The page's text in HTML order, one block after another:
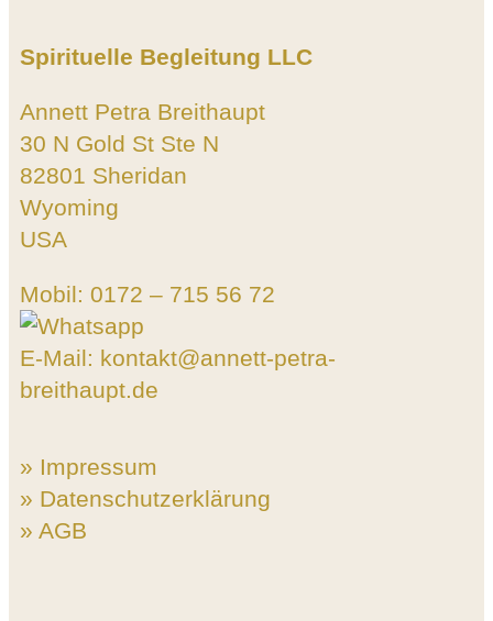
Spirituelle Begleitung LLC
Annett Petra Breithaupt
30 N Gold St Ste N
82801 Sheridan
Wyoming
USA
Mobil: 0172 – 715 56 72
E-Mail: kontakt@annett-petra-
breithaupt.de
» Impressum
» Datenschutzerklärung
» AGB